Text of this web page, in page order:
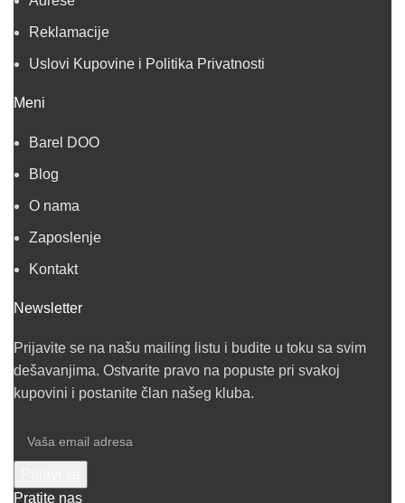
Reklamacije
Uslovi Kupovine i Politika Privatnosti
Meni
Barel DOO
Blog
O nama
Zaposlenje
Kontakt
Newsletter
Prijavite se na našu mailing listu i budite u toku sa svim
dešavanjima. Ostvarite pravo na popuste pri svakoj
kupovini i postanite član našeg kluba.
Pratite nas